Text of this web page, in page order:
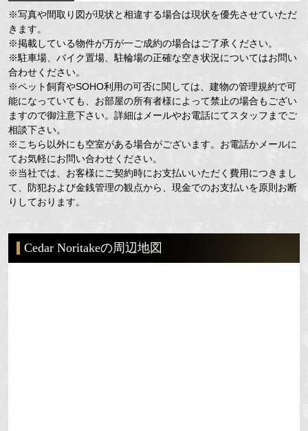
※写真や間取り図が現状と相違する場合は現状を優先させていただ
きます。
※掲載している物件が万が一ご成約の場合はご了承ください。
※駐車場、バイク置場、駐輪場の正確な空き状況についてはお問い
合わせください。
※ペット飼育やSOHO利用の可否に関しては、建物の管理規約で可
能になっていても、お部屋の所有者様によって禁止の場合もござい
ますので御注意下さい。詳細はメールやお電話にてスタッフまでご
相談下さい。
※こちら以外にも空室がある場合がございます。お電話かメールに
てお気軽にお問い合わせください。
※当社では、お客様にご契約時にお支払いいただく費用につきまし
て、防犯および金銭管理の観点から、現金でのお支払いを原則お断
りしております。
Cedar Noritakeの周辺地図